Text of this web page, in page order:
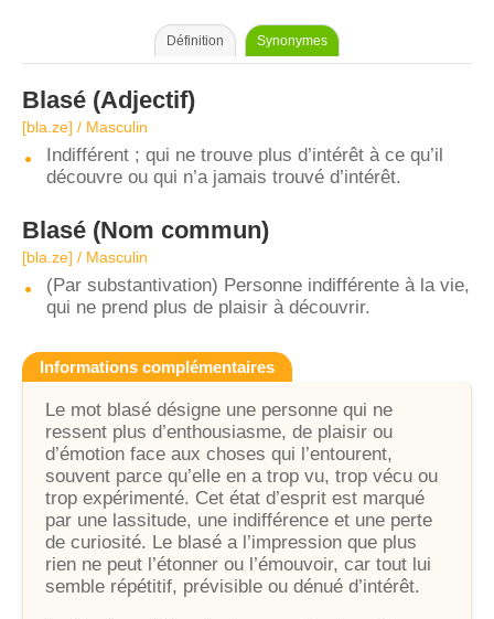
Définition Synonymes
Blasé (Adjectif)
[bla.ze] / Masculin
Indifférent ; qui ne trouve plus d’intérêt à ce qu’il
découvre ou qui n’a jamais trouvé d’intérêt.
Blasé (Nom commun)
[bla.ze] / Masculin
(Par substantivation) Personne indifférente à la vie,
qui ne prend plus de plaisir à découvrir.
Informations complémentaires
Le mot blasé désigne une personne qui ne
ressent plus d’enthousiasme, de plaisir ou
d’émotion face aux choses qui l’entourent,
souvent parce qu’elle en a trop vu, trop vécu ou
trop expérimenté. Cet état d’esprit est marqué
par une lassitude, une indifférence et une perte
de curiosité. Le blasé a l’impression que plus
rien ne peut l’étonner ou l’émouvoir, car tout lui
semble répétitif, prévisible ou dénué d’intérêt.